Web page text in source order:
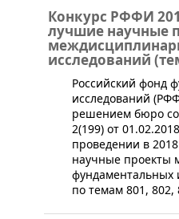
Конкурс РФФИ
лучшие научные
исследований
​Российский фонд
исследований
решением бюро
2(199) от
проведении в
научные проекты
фундаментальных
по темам 801, 802,